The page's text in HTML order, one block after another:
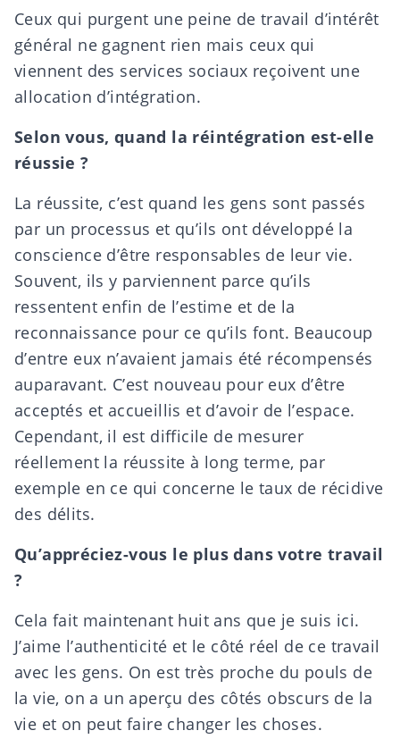
Ceux qui purgent une peine de travail d’intérêt
général ne gagnent rien mais ceux qui
viennent des services sociaux reçoivent une
allocation d’intégration.
Selon vous, quand la réintégration est-elle
réussie ?
La réussite, c’est quand les gens sont passés
par un processus et qu’ils ont développé la
conscience d’être responsables de leur vie.
Souvent, ils y parviennent parce qu’ils
ressentent enfin de l’estime et de la
reconnaissance pour ce qu’ils font. Beaucoup
d’entre eux n’avaient jamais été récompensés
auparavant. C’est nouveau pour eux d’être
acceptés et accueillis et d’avoir de l’espace.
Cependant, il est difficile de mesurer
réellement la réussite à long terme, par
exemple en ce qui concerne le taux de récidive
des délits.
Qu’appréciez-vous le plus dans votre travail
?
Cela fait maintenant huit ans que je suis ici.
J’aime l’authenticité et le côté réel de ce travail
avec les gens. On est très proche du pouls de
la vie, on a un aperçu des côtés obscurs de la
vie et on peut faire changer les choses.